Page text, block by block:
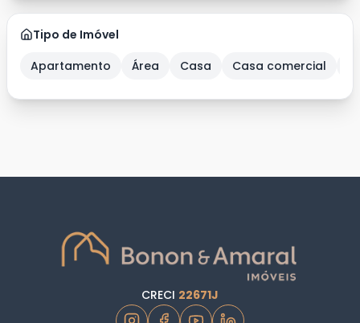
Tipo de Imóvel
Apartamento
Área Casa Casa comercial
CRECI 22671J